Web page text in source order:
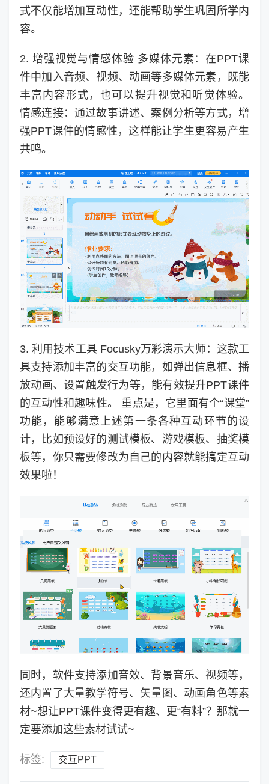
式不仅能增加互动性，还能帮助学生巩固所学内
容。
2. 增强视觉与情感体验 多媒体元素：在PPT课
件中加入音频、视频、动画等多媒体元素，既能
丰富内容形式，也可以提升视觉和听觉体验。
情感连接：通过故事讲述、案例分析等方式，增
强PPT课件的情感性，这样能让学生更容易产生
共鸣。
3. 利用技术工具 Focusky万彩演示大师：这款工
具支持添加丰富的交互功能，如弹出信息框、播
放动画、设置触发行为等，能有效提升PPT课件
的互动性和趣味性。 重点是，它里面有个“课堂”
功能，能够满意上述第一条各种互动环节的设
计，比如预设好的测试模板、游戏模板、抽奖模
板等，你只需要修改为自己的内容就能搞定互动
效果啦！
同时，软件支持添加音效、背景音乐、视频等，
还内置了大量教学符号、矢量图、动画角色等素
材~想让PPT课件变得更有趣、更“有料”？那就一
定要添加这些素材试试~
标签: 交互PPT